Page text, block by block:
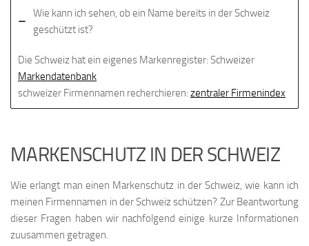
Wie kann ich sehen, ob ein Name bereits in der Schweiz
geschützt ist?
Die Schweiz hat ein eigenes Markenregister: Schweizer
Markendatenbank
schweizer Firmennamen recherchieren: zentraler Firmenindex
MARKENSCHUTZ IN DER SCHWEIZ
Wie erlangt man einen Markenschutz in der Schweiz, wie kann ich
meinen Firmennamen in der Schweiz schützen? Zur Beantwortung
dieser Fragen haben wir nachfolgend einige kurze Informationen
zuusammen getragen.